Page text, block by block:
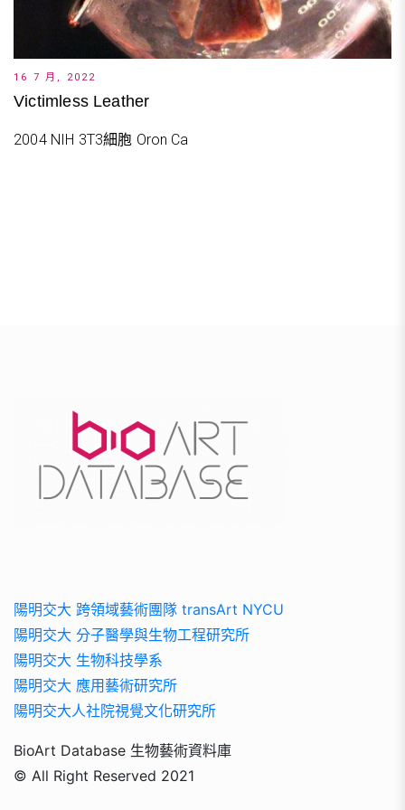
16 7 月, 2022
Victimless Leather
2004 NIH 3T3細胞 Oron Ca
陽明交大 跨領域藝術團隊 transArt NYCU
陽明交大 分子醫學與生物工程研究所
陽明交大 生物科技學系
陽明交大 應用藝術研究所
陽明交大人社院視覺文化研究所
BioArt Database 生物藝術資料庫
© All Right Reserved 2021